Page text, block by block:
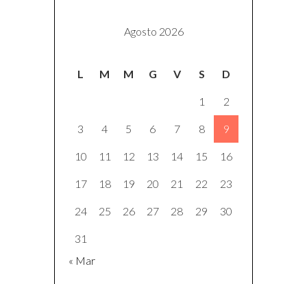
Agosto 2026
L M M G V S D
1 2
3 4 5 6 7 8 9
10 11 12 13 14 15 16
17 18 19 20 21 22 23
24 25 26 27 28 29 30
31
« Mar